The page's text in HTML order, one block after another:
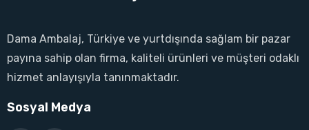
Dama Ambalaj, Türkiye ve yurtdışında sağlam bir pazar
payına sahip olan firma, kaliteli ürünleri ve müşteri odaklı
hizmet anlayışıyla tanınmaktadır.
Sosyal Medya